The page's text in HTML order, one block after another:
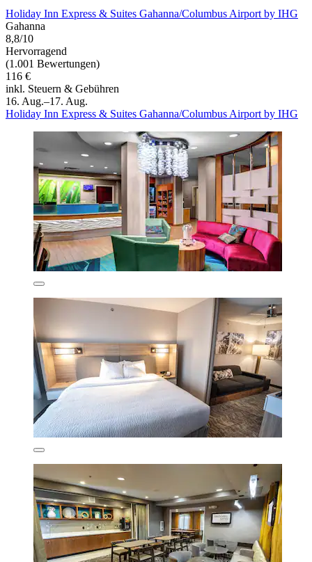
Holiday Inn Express & Suites Gahanna/Columbus Airport by IHG
Gahanna
8,8/10
Hervorragend
(1.001 Bewertungen)
116 €
inkl. Steuern & Gebühren
16. Aug.–17. Aug.
Holiday Inn Express & Suites Gahanna/Columbus Airport by IHG